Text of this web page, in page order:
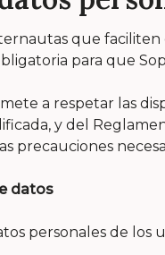
que
para que
a respetar las
y del
precauciones
datos
personales de